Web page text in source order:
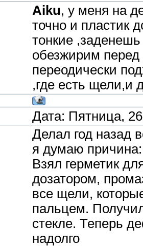
Aiku, у меня на
точно и пластик
тонкие
обезжирим
переодически
,где есть щели,и
Дата: Пятница,
Делал год назад
я думаю
Взял герметик
дозатором,
все щели,
пальцем.
стекле. Теперь
надолго